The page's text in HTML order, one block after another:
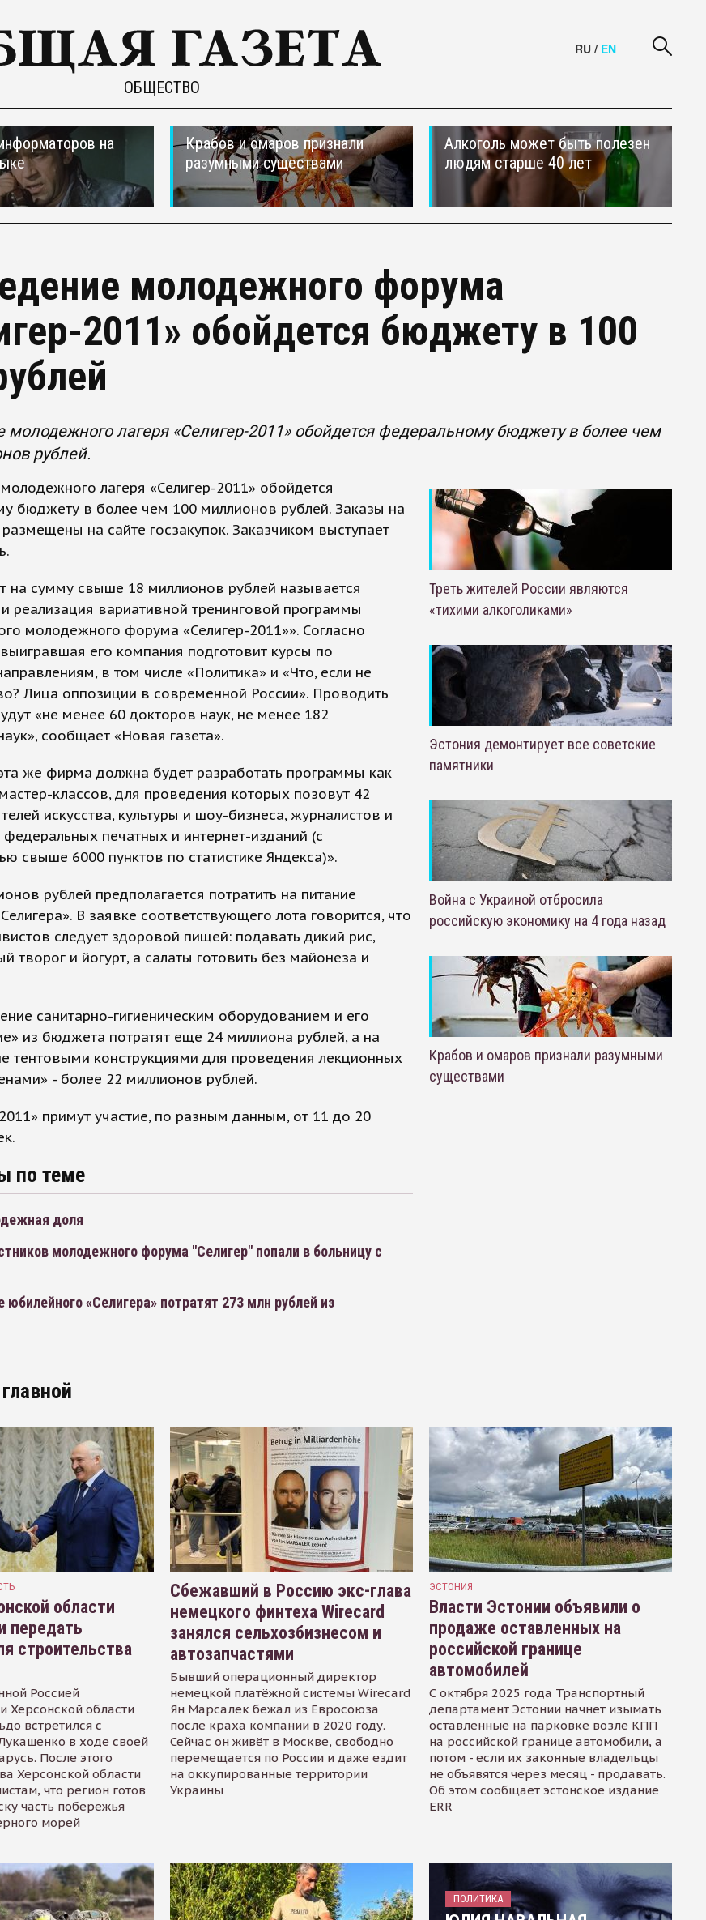
ОБЩЕСТВО
RU / EN
на
Крабов и омаров признали
разумными существами
Алкоголь может быть полезен
людям старше 40 лет
молодежного форума
2011» обойдется бюджету в 100
молодежного лагеря «Селигер-2011» обойдется федеральному бюджету в более чем
рублей.
лагеря «Селигер-2011» обойдется
бюджету в более чем 100 миллионов рублей. Заказы на
на сайте госзакупок. Заказчиком выступает
на сумму свыше 18 миллионов рублей называется
реализация вариативной тренинговой программы
молодежного форума «Селигер-2011»». Согласно
его компания подготовит курсы по
в том числе «Политика» и «Что, если не
Лица оппозиции в современной России». Проводить
«не менее 60 докторов наук, не менее 182
сообщает «Новая газета».
же фирма должна будет разработать программы как
классов, для проведения которых позовут 42
искусства, культуры и шоу-бизнеса, журналистов и
печатных и интернет-изданий (с
свыше 6000 пунктов по статистике Яндекса)».
рублей предполагается потратить на питание
В заявке соответствующего лота говорится, что
следует здоровой пищей: подавать дикий рис,
творог и йогурт, а салаты готовить без майонеза и
санитарно-гигиеническим оборудованием и его
из бюджета потратят еще 24 миллиона рублей, а на
тентовыми конструкциями для проведения лекционных
- более 22 миллионов рублей.
примут участие, по разным данным, от 11 до 20
по теме
доля
молодежного форума "Селигер" попали в больницу с
юбилейного «Селигера» потратят 273 млн рублей из
Треть жителей России являются
«тихими алкоголиками»
Эстония демонтирует все советские
памятники
Война с Украиной отбросила
российскую экономику на 4 года назад
Крабов и омаров признали разумными
существами
области
передать
строительства
Россией
Херсонской области
встретился с
в ходе своей
После этого
Херсонской области
что регион готов
часть побережья
морей
Сбежавший в Россию экс-глава
немецкого финтеха Wirecard
занялся сельхозбизнесом и
автозапчастями
Бывший операционный директор
немецкой платёжной системы Wirecard
Ян Марсалек бежал из Евросоюза
после краха компании в 2020 году.
Сейчас он живёт в Москве, свободно
перемещается по России и даже ездит
на оккупированные территории
Украины
ЭСТОНИЯ
Власти Эстонии объявили о
продаже оставленных на
российской границе
автомобилей
С октября 2025 года Транспортный
департамент Эстонии начнет изымать
оставленные на парковке возле КПП
на российской границе автомобили, а
потом - если их законные владельцы
не объявятся через месяц - продавать.
Об этом сообщает эстонское издание
ERR
ПОЛИТИКА